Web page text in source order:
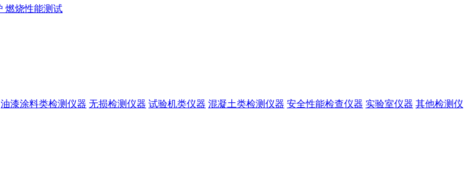
油漆涂料类检测仪器 无损检测仪器 试验机类仪器 混凝土类检测仪器 安全性能检查仪器 实验室仪器 其他检测仪